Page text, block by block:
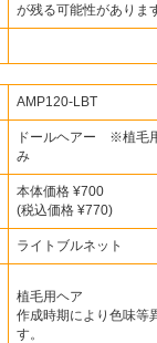
が残る可能性がありま
AMP120-LBT
ドールヘアー ※植毛
み
本体価格 ¥700
(税込価格 ¥770)
ライトブルネット
植毛用ヘア
作成時期により色味等
す。